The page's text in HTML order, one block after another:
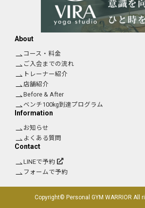
About
コース・料金
ご入会までの流れ
トレーナー紹介
店舗紹介
Before & After
ベンチ100kg到達プログラム
Information
お知らせ
よくある質問
Contact
LINEで予約
フォームで予約
Copyright© Personal GYM WARRIOR All